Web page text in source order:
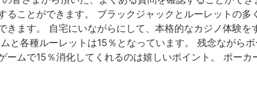
ことができます。 ブラックジャックとルーレットの
ます。 自宅にいながらにして、本格的なカジノ体験
と各種ルーレットは15％となっています。 残念ながら
ムで15％消化してくれるのは嬉しいポイント。 ポー